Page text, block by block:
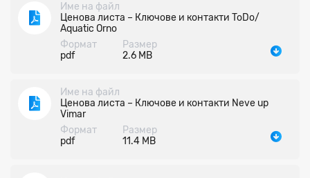
Име на файл
Ценова листа – Ключове и контакти ToDo/
Aquatic Orno
Формат
pdf
Размер
2.6 MB
Име на файл
Ценова листа – Ключове и контакти Neve up
Vimar
Формат
pdf
Размер
11.4 MB